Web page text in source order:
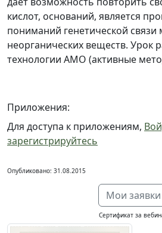
кислот, оснований, является
пониманий генетической связи
неорганических веществ. Урок
технологии АМО (активные
Приложения:
Для доступа к приложениям,
зарегистрируйтесь
Опубликовано: 31.08.2015
Мои заявки
Сертификат за